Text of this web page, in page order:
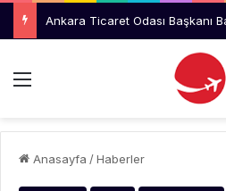
Menü
Anasayfa /Haberler